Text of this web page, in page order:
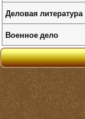
Деловая литература
Военное дело